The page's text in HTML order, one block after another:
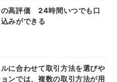
の高評価 24時間いつでも口
みができる
に合わせて取引方法を選びや
ンでは、複数の取引方法が用